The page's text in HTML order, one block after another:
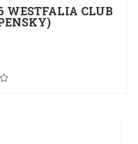
WESTFALIA CLUB